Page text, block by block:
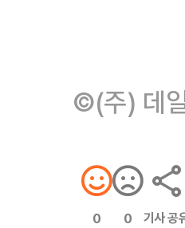
©(주) 데
0 0 기사 공